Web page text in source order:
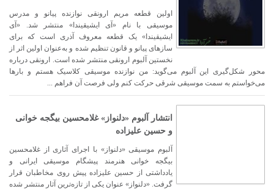
اولین قطعه مریم ارونقی نوازنده پیانو و مدرس
موسیقی با نام «آی ایشیقیندا» منتشر شد. «آی
ایشیقیندا» یک قطعه معروف آذری است که برای
سازهای پیانو و قانون تنظیم شده و به‌عنوان اولین اثر از
نخستین آلبوم ارونقی منتشر شده است. ارونقی درباره
محور شکل‌گیری این آلبوم می‌گوید: من نوازنده موسیقی کلاسیک هستم و بارها
می‌خواستم به سمت موسیقی شرقی حرکت کنم ولی فرصت آن فراهم ...
انتشار آلبوم «دلنواز» غلامحسین بیگجه خوانی
و حسین علیزاده
آلبوم موسیقی «دلنواز» با اجرای آثاری از غلامحسین
بیگجه خوانی هنرمند پیشگام موسیقی ایرانی و
یادداشتی از حسین علیزاده پیش روی مخاطبان قرار
گرفت. «دلنواز» عنوان یکی از تازه‌ترین آثار منتشر شده